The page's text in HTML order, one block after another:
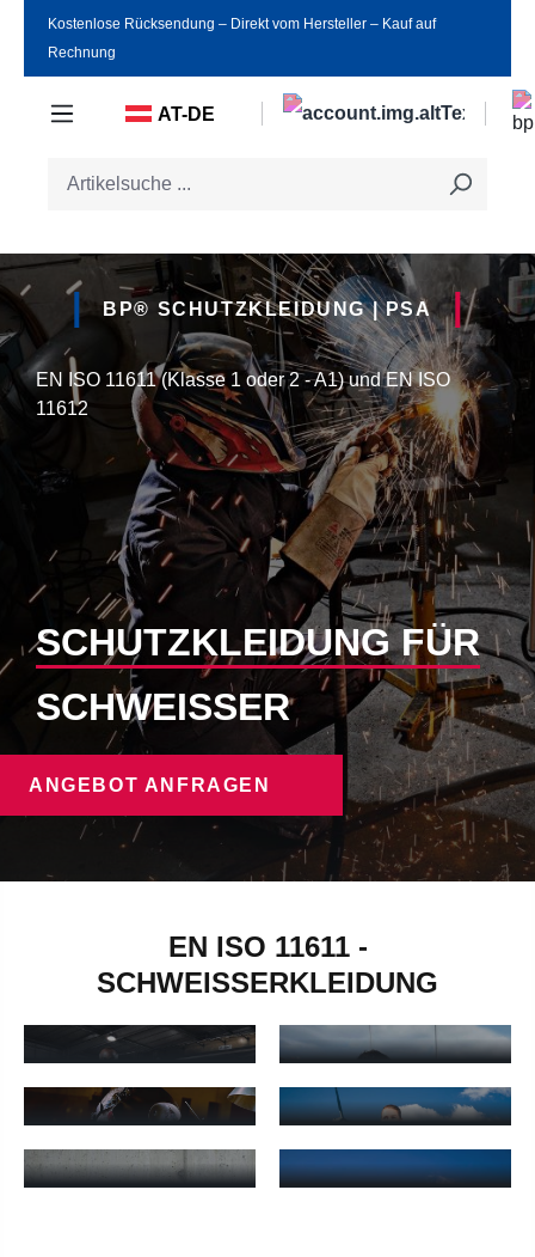
Zum Hauptinhalt springen
Kostenlose Rücksendung ‒ Direkt vom Hersteller ‒ Kauf auf
Rechnung
AT-DE
BP® SCHUTZKLEIDUNG | PSA
SCHUTZKLEIDUNG FÜR
SCHWEISSER
EN ISO 11611 (Klasse 1 oder 2 - A1) und EN ISO
11612
ANGEBOT ANFRAGEN
EN ISO 11611 -
SCHWEISSERKLEIDUNG
SCHWEISSERHOSE H
Schweißerhose Herren - mehr erfahren
SCHWEISSER-L
Schweißer-Latzhose Herren
SCHWEISSERJACKE
HERREN
Schweisserjacke Herren - mehr erfahren
SCHWEISSERHOSE
DAMEN
Schweisserhose Damen -
SCHWEISSER-L
ATZHOSE DAMEN
Schweißer-Latzhose Damen - mehr erfahren
SCHWEISSERJACKE
DAMEN